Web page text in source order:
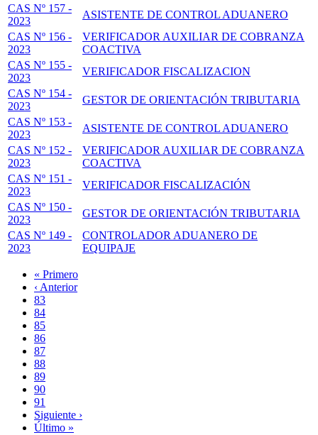
CAS Nº 157 -
2023
ASISTENTE DE CONTROL ADUANERO
CAS Nº 156 -
2023
VERIFICADOR AUXILIAR DE COBRANZA
COACTIVA
CAS Nº 155 -
2023
VERIFICADOR FISCALIZACION
CAS Nº 154 -
2023
GESTOR DE ORIENTACIÓN TRIBUTARIA
CAS Nº 153 -
2023
ASISTENTE DE CONTROL ADUANERO
CAS Nº 152 -
2023
VERIFICADOR AUXILIAR DE COBRANZA
COACTIVA
CAS Nº 151 -
2023
VERIFICADOR FISCALIZACIÓN
CAS Nº 150 -
2023
GESTOR DE ORIENTACIÓN TRIBUTARIA
CAS Nº 149 -
2023
CONTROLADOR ADUANERO DE
EQUIPAJE
Paginación
Primera
página
« Primero
Página
anterior
‹ Anterior
Page
83
Page
84
Page
85
Page
86
Página
actual
87
Page
88
Page
89
Page
90
Page
91
Siguiente
página
Siguiente ›
Última
Último »